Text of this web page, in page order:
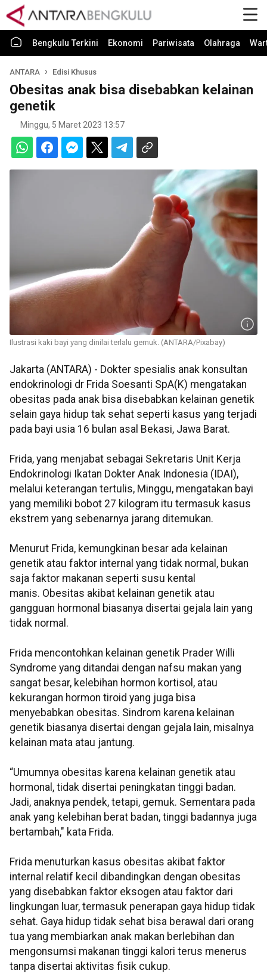
Bengkulu Terkini Ekonomi Pariwisata Olahraga
ANTARA Edisi Khusus
Obesitas anak bisa disebabkan kelainan
genetik
Minggu, 5 Maret 2023 13:57
Ilustrasi kaki bayi yang dinilai terlalu gemuk. (ANTARA/Pixabay)
Jakarta (ANTARA) - Dokter spesialis anak konsultan
endokrinologi dr Frida Soesanti SpA(K) mengatakan
obesitas pada anak bisa disebabkan kelainan genetik
selain gaya hidup tak sehat seperti kasus yang terjadi
pada bayi usia 16 bulan asal Bekasi, Jawa Barat.
Frida, yang menjabat sebagai Sekretaris Unit Kerja
Endokrinologi Ikatan Dokter Anak Indonesia (IDAI),
melalui keterangan tertulis, Minggu, mengatakan bayi
yang memiliki bobot 27 kilogram itu termasuk kasus
ekstrem yang sebenarnya jarang ditemukan.
Menurut Frida, kemungkinan besar ada kelainan
genetik atau faktor internal yang tidak normal, bukan
saja faktor makanan seperti susu kental
manis. Obesitas akibat kelainan genetik atau
gangguan hormonal biasanya disertai gejala lain yang
tidak normal.
Frida mencontohkan kelainan genetik Prader Willi
Syndrome yang ditandai dengan nafsu makan yang
sangat besar, kelebihan hormon kortisol, atau
kekurangan hormon tiroid yang juga bisa
menyebabkan obesitas. Sindrom karena kelainan
genetik biasanya disertai dengan gejala lain, misalnya
kelainan mata atau jantung.
“Umumnya obesitas karena kelainan genetik atau
hormonal, tidak disertai peningkatan tinggi badan.
Jadi, anaknya pendek, tetapi, gemuk. Sementara pada
anak yang kelebihan berat badan, tinggi badannya juga
bertambah," kata Frida.
Frida menuturkan kasus obesitas akibat faktor
internal relatif kecil dibandingkan dengan obesitas
yang disebabkan faktor eksogen atau faktor dari
lingkungan luar, termasuk penerapan gaya hidup tidak
sehat. Gaya hidup tidak sehat bisa berawal dari orang
tua yang membiarkan anak makan berlebihan dan
mengonsumsi makanan tinggi kalori terus menerus
tanpa disertai aktivitas fisik cukup.